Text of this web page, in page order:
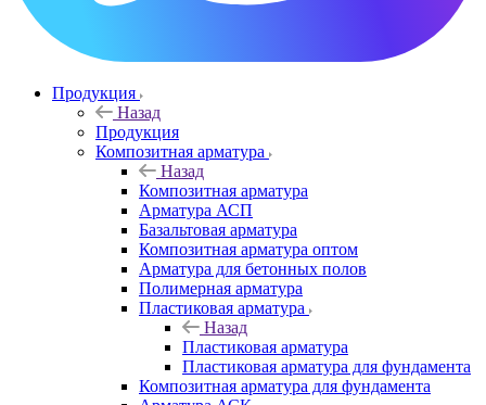
Продукция
Назад
Продукция
Композитная арматура
Назад
Композитная арматура
Арматура АСП
Базальтовая арматура
Композитная арматура оптом
Арматура для бетонных полов
Полимерная арматура
Пластиковая арматура
Назад
Пластиковая арматура
Пластиковая арматура для фундамента
Композитная арматура для фундамента